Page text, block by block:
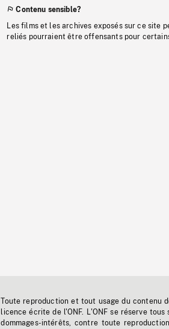
Contenu sensible?
Les films et les archives exposés sur ce site
reliés pourraient être offensants pour
Toute reproduction et tout usage du contenu
licence écrite de l'ONF. L'ONF se réserve
dommages-intérêts, contre toute